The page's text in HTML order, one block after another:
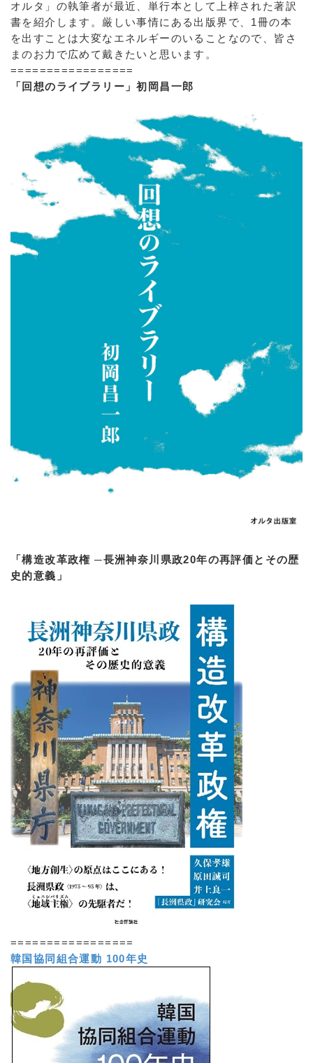
オルタ」の執筆者が最近、単行本として上梓された著訳
書を紹介します。厳しい事情にある出版界で、1冊の本
を出すことは大変なエネルギーのいることなので、皆さ
まのお力で広めて戴きたいと思います。
=================
「回想のライブラリー」初岡昌一郎
「構造改革政権 ─長洲神奈川県政20年の再評価とその歴
史的意義」
=================
韓国協同組合運動 100年史